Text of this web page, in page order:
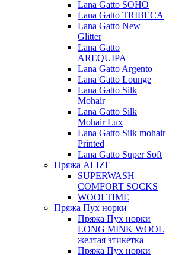
Lana Gatto SOHO
Lana Gatto TRIBECA
Lana Gatto New
Glitter
Lana Gatto
AREQUIPA
Lana Gatto Argento
Lana Gatto Lounge
Lana Gatto Silk
Mohair
Lana Gatto Silk
Mohair Lux
Lana Gatto Silk mohair
Printed
Lana Gatto Super Soft
Пряжа ALIZE
SUPERWASH
COMFORT SOCKS
WOOLTIME
Пряжа Пух норки
Пряжа Пух норки
LONG MINK WOOL
желтая этикетка
Пряжа Пух норки